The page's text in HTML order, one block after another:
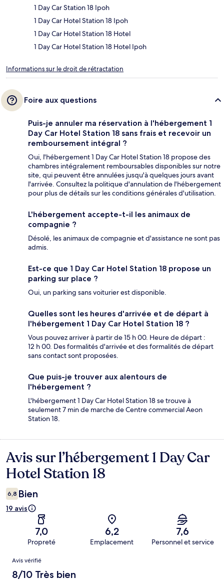
1 Day Car Station 18 Ipoh
1 Day Car Hotel Station 18 Ipoh
1 Day Car Hotel Station 18 Hotel
1 Day Car Hotel Station 18 Hotel Ipoh
Informations sur le droit de rétractation
Foire aux questions
Puis-je annuler ma réservation à l'hébergement 1
Day Car Hotel Station 18 sans frais et recevoir un
remboursement intégral ?
Oui, l'hébergement 1 Day Car Hotel Station 18 propose des
chambres intégralement remboursables disponibles sur notre
site, qui peuvent être annulées jusqu'à quelques jours avant
l'arrivée. Consultez la politique d'annulation de l'hébergement
pour plus de détails sur les conditions générales d'utilisation.
L'hébergement accepte-t-il les animaux de
compagnie ?
Désolé, les animaux de compagnie et d'assistance ne sont pas
admis.
Est-ce que 1 Day Car Hotel Station 18 propose un
parking sur place ?
Oui, un parking sans voiturier est disponible.
Quelles sont les heures d'arrivée et de départ à
l'hébergement 1 Day Car Hotel Station 18 ?
Vous pouvez arriver à partir de 15 h 00. Heure de départ :
12 h 00. Des formalités d'arrivée et des formalités de départ
sans contact sont proposées.
Que puis-je trouver aux alentours de
l'hébergement ?
L'hébergement 1 Day Car Hotel Station 18 se trouve à
seulement 7 min de marche de Centre commercial Aeon
Station 18.
Avis
Avis sur l’hébergement 1 Day Car
Hotel Station 18
6,8 Bien
19 avis
7,0
Propreté
6,2
Emplacement
7,6
Personnel et service
Avis
Avis vérifié
8/10 Très bien